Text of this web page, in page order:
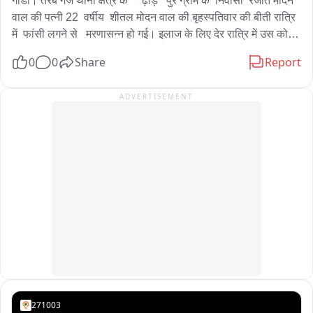
कुमार रविन्द्र कुमार प्रदीप गुप्ता मस्त राम जगत पाल शर्मा महेश कुमार
सहित आदि कर्मचारी मौजूद रहे।
वाल की पत्नी 22  वर्षीय  शीतल मोदन वाल की बृहस्पतिवार की बीती रात्रि
में  फांसी लगने से   मरणासन्न हो गई। इलाज के लिए देर रात्रि में उस को
गया। महिला के भाई अमर नाथ मोदन वाल ने  हत्या करने का  आरोप लगाया
0 0 Share Report
ADVERTISEMENT
271003